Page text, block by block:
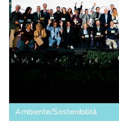
Ambiente/Sostenibilità